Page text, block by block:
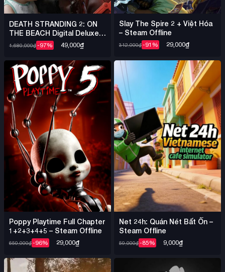
DEATH STRANDING 2: ON
THE BEACH Digital Deluxe +
Việt Hóa – Steam Offline
1,680,000₫-97% 49,000₫
Slay The Spire 2 + Việt Hóa
– Steam Offline
312,000₫-91% 29,000₫
Poppy Playtime Full Chapter
1+2+3+4+5 – Steam Offline
650,000₫-96% 29,000₫
Net 24h: Quán Nét Bất Ổn –
Steam Offline
59,000₫-85% 9,000₫